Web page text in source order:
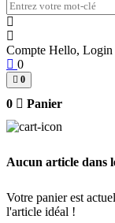
Compte Hello, Login
0
0
0 Panier
Aucun article dans
Votre panier est
l'article idéal !